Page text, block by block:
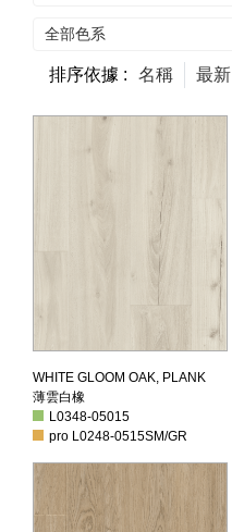
全部色系
排序依據 : 名稱 最新
薄雲白橡
L0348-05015
pro L0248-0515
WHITE GLOOM OAK, PLANK
薄雲白橡
L0348-05015
pro L0248-0515SM/GR